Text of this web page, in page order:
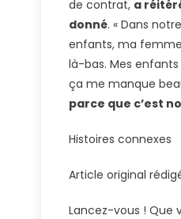
de contrat, a
donné. « Dans
enfants, ma
là-bas. Mes
ça me manque
parce que c’est
Histoires connexes
Article original
Lancez-vous ! Que